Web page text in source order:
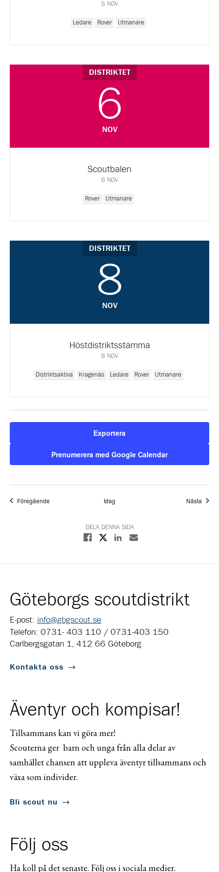
5 NOV
Ledare Rover Utmanare
DISTRIKTET
6
NOV
Scoutbalen
6 NOV
Rover Utmanare
DISTRIKTET
8
NOV
Höstdistriktsstämma
8 NOV
Distriktsaktiva Kragenäs Ledare Rover Utmanare
Exportera
Prenumerera med Google Calendar
Föregående Idag Nästa
DELA DENNA SIDA
Dela på Facebook
Dela på XDela på Linkedin
Dela med E-post
Göteborgs scoutdistrikt
E-post: info@gbgscout.se
Telefon: 0731- 403 110 / 0731-403 150
Carlbergsgatan 1, 412 66 Göteborg
Kontakta oss
Äventyr och kompisar!
Tillsammans kan vi göra mer!
Scouterna ger barn och unga från alla delar av
samhället chansen att uppleva äventyr tillsammans och
växa som individer.
Bli scout nu
Följ oss
Ha koll på det senaste. Följ oss i sociala medier.